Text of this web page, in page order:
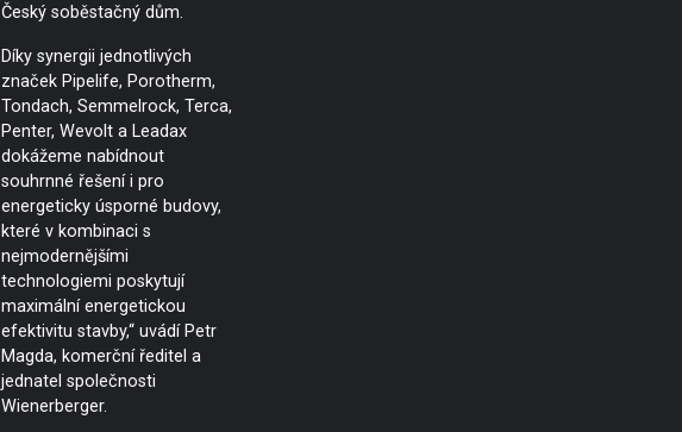
Český soběstačný dům.
Díky synergii jednotlivých
značek Pipelife, Porotherm,
Tondach, Semmelrock, Terca,
Penter, Wevolt a Leadax
dokážeme nabídnout
souhrnné řešení i pro
energeticky úsporné budovy,
které v kombinaci s
nejmodernějšími
technologiemi poskytují
maximální energetickou
efektivitu stavby,“ uvádí Petr
Magda, komerční ředitel a
jednatel společnosti
Wienerberger.